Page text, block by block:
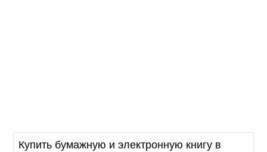
Купить бумажную и электронную книгу в